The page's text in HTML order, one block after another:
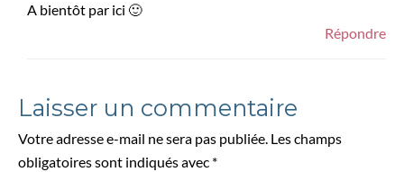
A bientôt par ici 🙂
Répondre
Laisser un commentaire
Votre adresse e-mail ne sera pas publiée. Les champs
obligatoires sont indiqués avec *